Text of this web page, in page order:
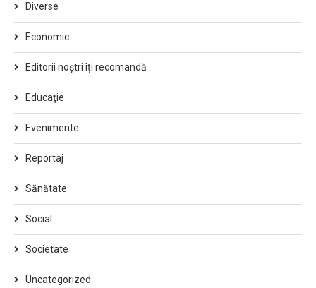
Diverse
Economic
Editorii noștri îți recomandă
Educaţie
Evenimente
Reportaj
Sănătate
Social
Societate
Uncategorized